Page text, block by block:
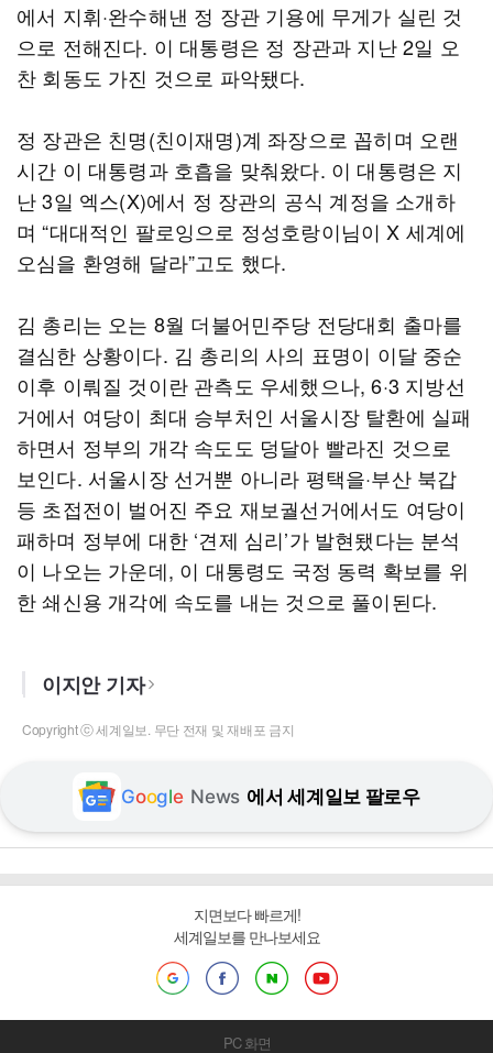
에서 지휘·완수해낸 정 장관 기용에 무게가 실린 것
으로 전해진다. 이 대통령은 정 장관과 지난 2일 오
찬 회동도 가진 것으로 파악됐다.
정 장관은 친명(친이재명)계 좌장으로 꼽히며 오랜
시간 이 대통령과 호흡을 맞춰왔다. 이 대통령은 지
난 3일 엑스(X)에서 정 장관의 공식 계정을 소개하
며 “대대적인 팔로잉으로 정성호랑이님이 X 세계에
오심을 환영해 달라”고도 했다.
김 총리는 오는 8월 더불어민주당 전당대회 출마를
결심한 상황이다. 김 총리의 사의 표명이 이달 중순
이후 이뤄질 것이란 관측도 우세했으나, 6·3 지방선
거에서 여당이 최대 승부처인 서울시장 탈환에 실패
하면서 정부의 개각 속도도 덩달아 빨라진 것으로
보인다. 서울시장 선거뿐 아니라 평택을·부산 북갑
등 초접전이 벌어진 주요 재보궐선거에서도 여당이
패하며 정부에 대한 ‘견제 심리’가 발현됐다는 분석
이 나오는 가운데, 이 대통령도 국정 동력 확보를 위
한 쇄신용 개각에 속도를 내는 것으로 풀이된다.
이지안 기자
Copyright ⓒ 세계일보. 무단 전재 및 재배포 금지
Google News 에서 세계일보 팔로우
지면보다 빠르게!
세계일보를 만나보세요
PC 화면